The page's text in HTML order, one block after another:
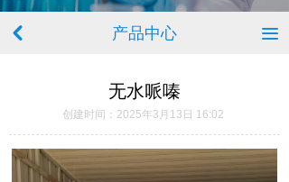
工厂环境
无水哌嗪
创建时间： 2025年3月13日 16:02
产品中心
낒 끀